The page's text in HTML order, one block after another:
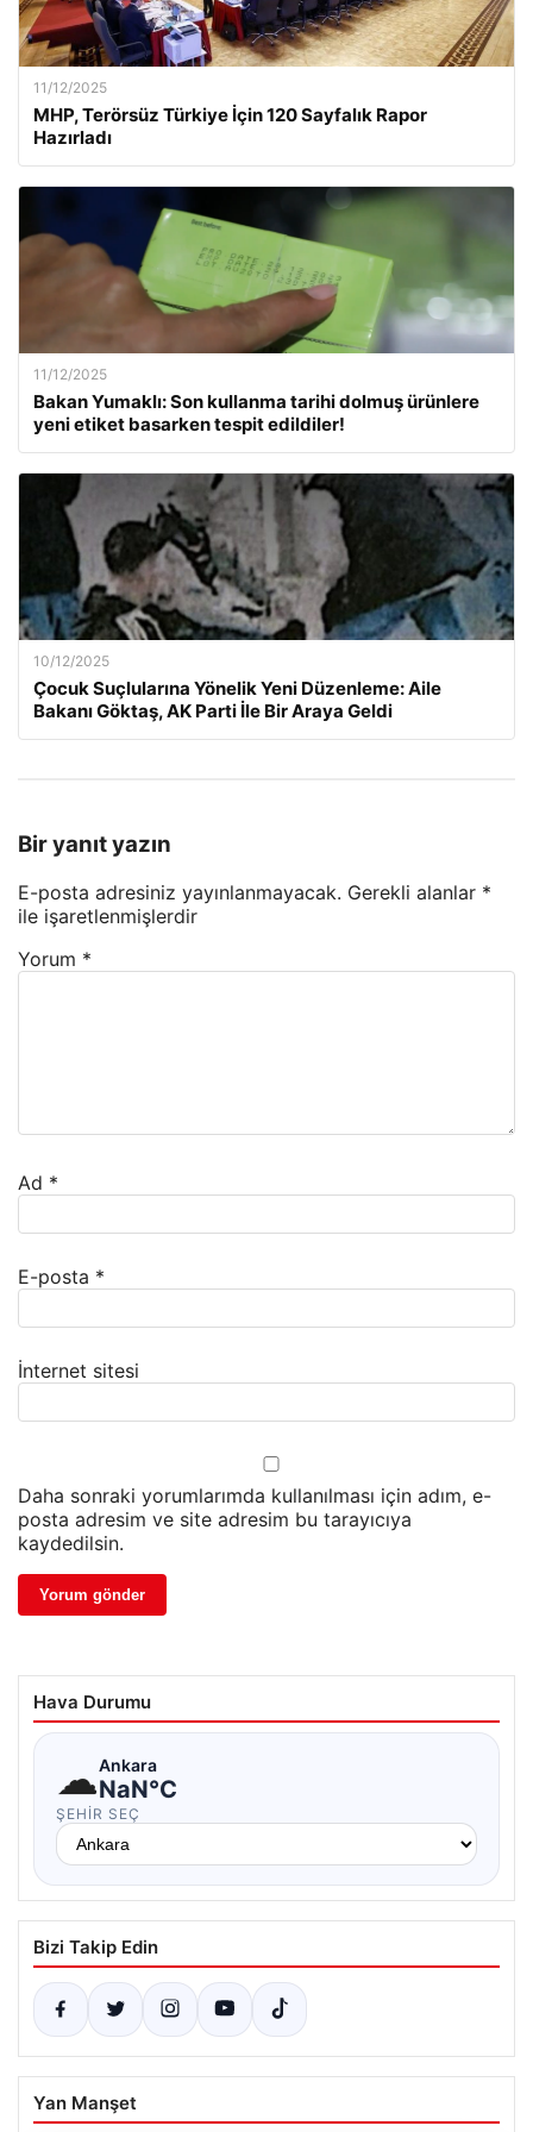
11/12/2025
MHP, Terörsüz Türkiye İçin 120 Sayfalık Rapor
Hazırladı
11/12/2025
Bakan Yumaklı: Son kullanma tarihi dolmuş ürünlere
yeni etiket basarken tespit edildiler!
10/12/2025
Çocuk Suçlularına Yönelik Yeni Düzenleme: Aile
Bakanı Göktaş, AK Parti İle Bir Araya Geldi
Bir yanıt yazın
E-posta adresiniz yayınlanmayacak. Gerekli alanlar *
ile işaretlenmişlerdir
Yorum *
Ad *
E-posta *
İnternet sitesi
Daha sonraki yorumlarımda kullanılması için adım, e-
posta adresim ve site adresim bu tarayıcıya
kaydedilsin.
Hava Durumu
☁Ankara
NaN°C
ŞEHIR SEÇ
Bizi Takip Edin
Yan Manşet